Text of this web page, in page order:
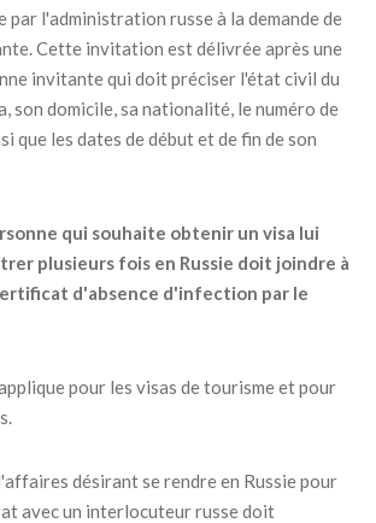
l'administration russe à la demande de
Cette invitation est délivrée après une
invitante qui doit préciser l'état civil du
son domicile, sa nationalité, le numéro de
que les dates de début et de fin de son
qui souhaite obtenir un visa lui
plusieurs fois en Russie doit joindre à
d'absence d'infection par le
pour les visas de tourisme et pour
désirant se rendre en Russie pour
avec un interlocuteur russe doit